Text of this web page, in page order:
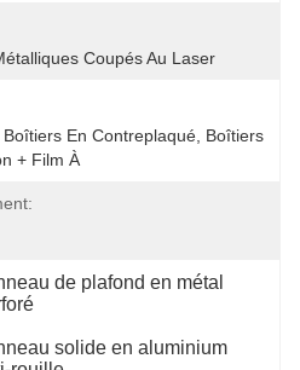
Coupés Au Laser
En Contreplaqué, Boîtiers
+ Film À
de plafond en métal
solide en aluminium